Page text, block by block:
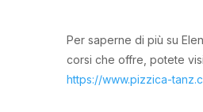
Per saperne di più su
corsi che offre, potete
https://www.pizzica-